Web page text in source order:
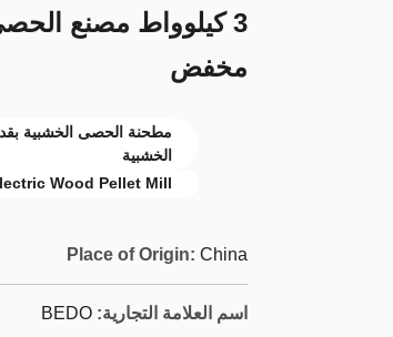
مخفض
الخشبية
Wood Pellet Mill
Place of Origin: China
اسم العلامة التجارية: BEDO